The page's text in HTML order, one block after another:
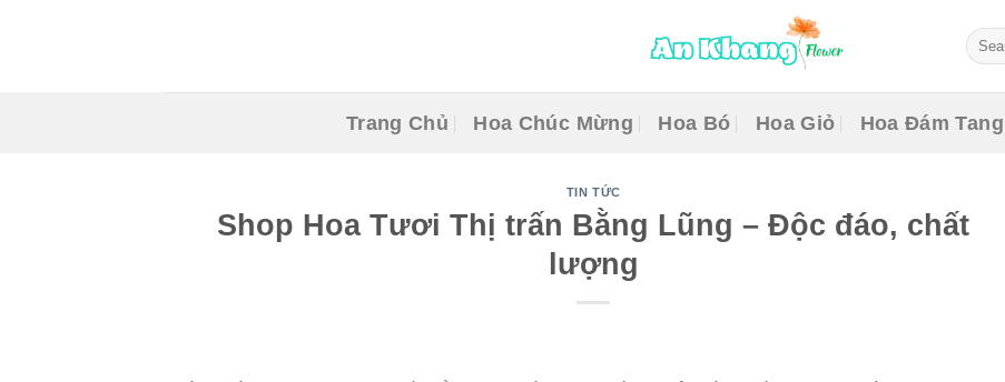
Search
for:
Trang Chủ Hoa Chúc Mừng Hoa Bó Hoa Giỏ Hoa Đám Tang
TIN TỨC
Shop Hoa Tươi Thị trấn Bằng Lũng – Độc đáo, chất
lượng